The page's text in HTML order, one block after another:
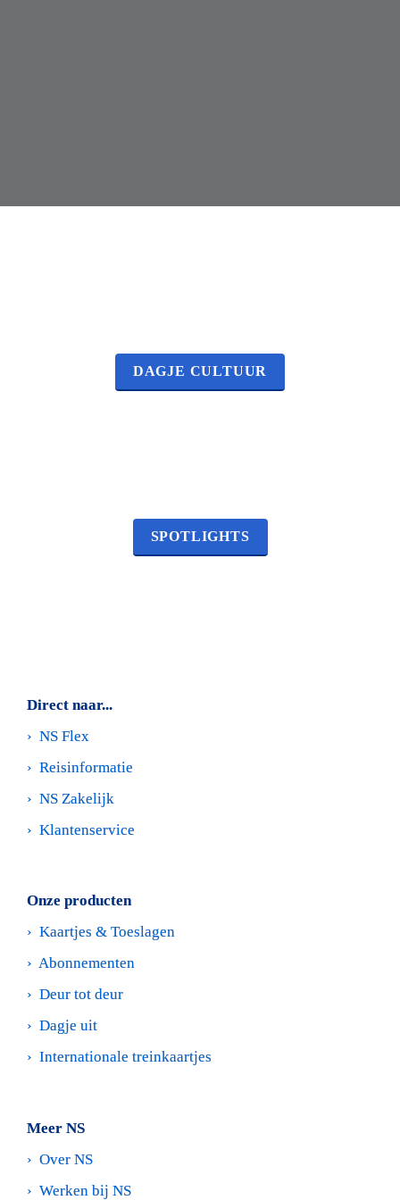
DAGJE CULTUUR
SPOTLIGHTS
Direct naar...
› NS Flex
› Reisinformatie
› NS Zakelijk
› Klantenservice
Onze producten
› Kaartjes & Toeslagen
› Abonnementen
› Deur tot deur
› Dagje uit
› Internationale treinkaartjes
Meer NS
› Over NS
› Werken bij NS